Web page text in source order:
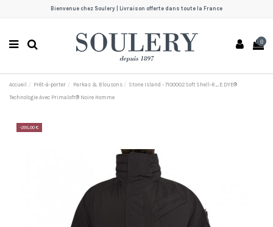
Bienvenue chez Soulery | Livraison offerte dans toute la France
0
Accueil Prêt-à-porter Parkas & Blousons Stone Island - 7100002 Soft Shell-R_E.DYE®
Technologie Avec Primaloft® Noire Homme
-295,00 €